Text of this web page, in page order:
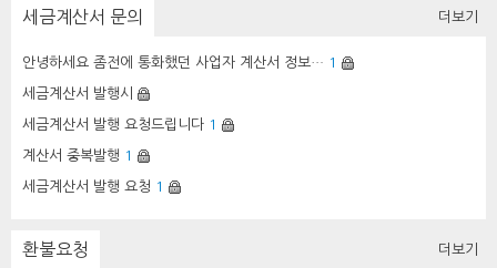
세금계산서 문의 더보기
안녕하세요 좀전에 통화했던 사업자 계산서 정보… 1
세금계산서 발행시
세금계산서 발행 요청드립니다 1
계산서 중복발행 1
세금계산서 발행 요청 1
환불요청 더보기